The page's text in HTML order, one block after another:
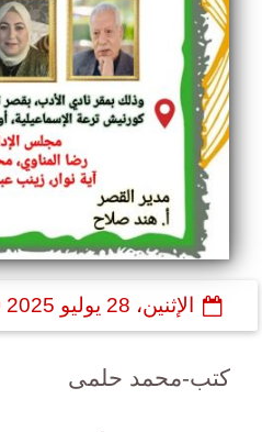
الإثنين، 28 يوليو 2025
كتب-محمد حلمى